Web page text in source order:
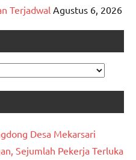
Terjadwal Agustus 6, 2026
Desa Mekarsari
Sejumlah Pekerja Terluka